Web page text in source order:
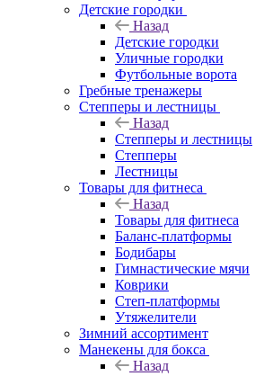
Детские городки
Назад
Детские городки
Уличные городки
Футбольные ворота
Гребные тренажеры
Степперы и лестницы
Назад
Степперы и лестницы
Степперы
Лестницы
Товары для фитнеса
Назад
Товары для фитнеса
Баланс-платформы
Бодибары
Гимнастические мячи
Коврики
Степ-платформы
Утяжелители
Зимний ассортимент
Манекены для бокса
Назад